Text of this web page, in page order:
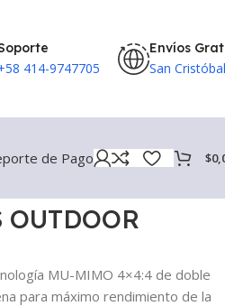
414-9747705
Envíos
San Cristóbal
de Pago $
MU-MIMO 4×4:4 de doble
para máximo rendimiento de la